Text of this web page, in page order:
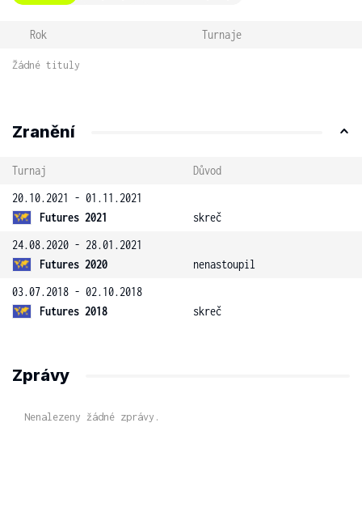
Rok Turnaje
Žádné tituly
Zranění
Turnaj
Důvod
20.10.2021 - 01.11.2021
Futures 2021
skreč
24.08.2020 - 28.01.2021
Futures 2020
nenastoupil
03.07.2018 - 02.10.2018
Futures 2018
skreč
Zprávy
Nenalezeny žádné zprávy.